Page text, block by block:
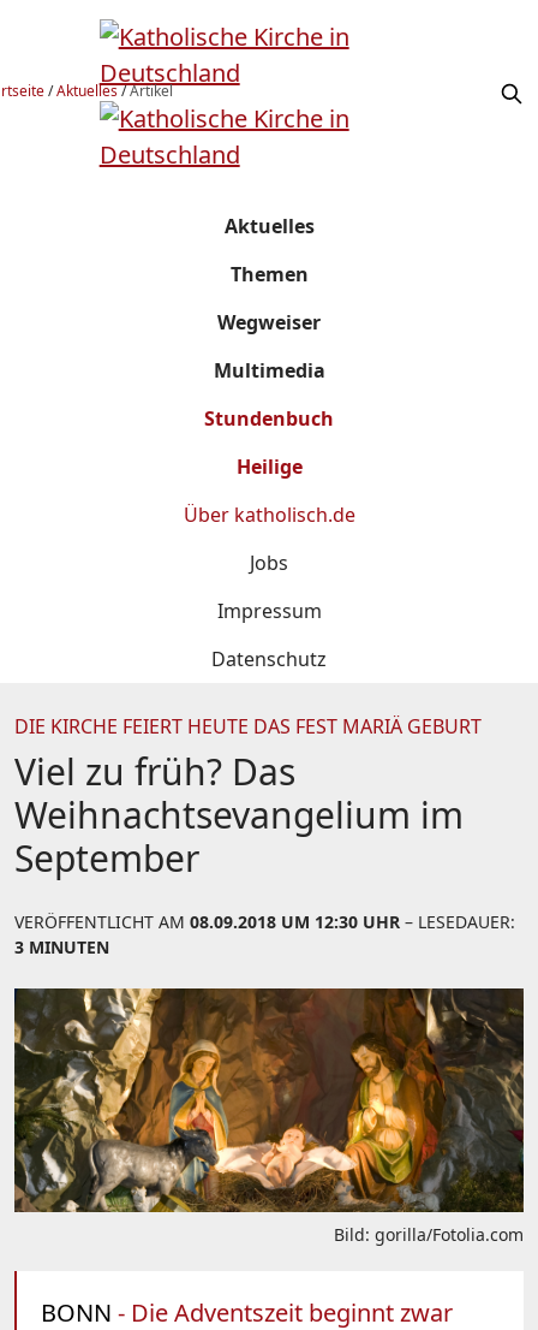
/Aktuelles/Artikel
Aktuelles
Themen
Wegweiser
Multimedia
Stundenbuch
Heilige
Über katholisch.de
Jobs
Impressum
Datenschutz
DIE KIRCHE FEIERT HEUTE DAS FEST MARIÄ GEBURT
Viel zu früh? Das
Weihnachtsevangelium im
September
VERÖFFENTLICHT AM 08.09.2018 UM 12:30 UHR – LESEDAUER:
3 MINUTEN
Bild: gorilla/Fotolia.com
BONN - Die Adventszeit beginnt zwar